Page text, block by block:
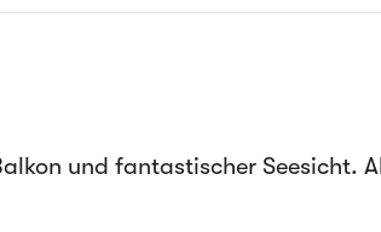
und fantastischer Seesicht.